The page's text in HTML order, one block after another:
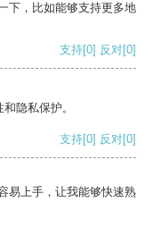
下，比如能够支持更多地
支持[0] 反对[0]
隐私保护。
支持[0] 反对[0]
易上手，让我能够快速熟